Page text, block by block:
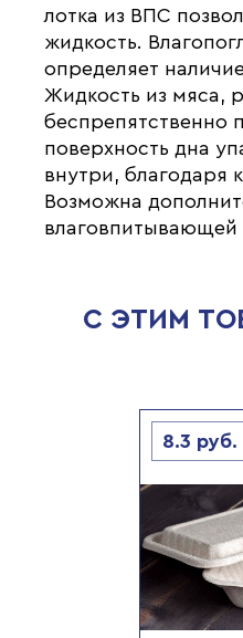
лотка из ВПС
жидкость.
определяет
Жидкость из мяса,
беспрепятственно
поверхность дна
внутри, благодаря
Возможна
влаговпитывающей
С ЭТИМ
8.3 руб.